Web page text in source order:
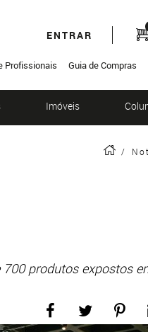
ENTRAR
Profissionais Guia de Compras
Imóveis
/
produtos expostos